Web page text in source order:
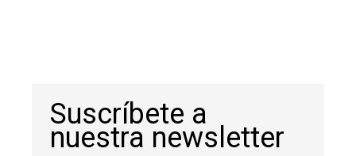
Suscríbete a
nuestra newsletter